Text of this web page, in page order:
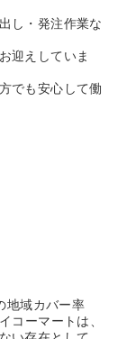
し・発注作業な
迎えしていま
でも安心して働
地域カバー率
コーマートは、